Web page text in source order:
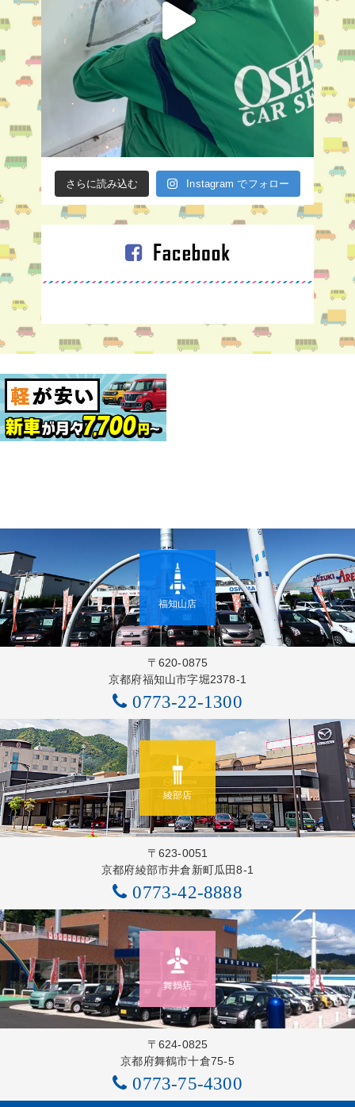
さらに読み込む Instagram でフォロー
福知山店
〒620-0875
京都府福知山市字堀2378-1
0773-22-1300
綾部店
〒623-0051
京都府綾部市井倉新町瓜田8-1
0773-42-8888
舞鶴店
〒624-0825
京都府舞鶴市十倉75-5
0773-75-4300